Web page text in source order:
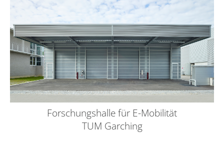
Forschungshalle für E-Mobilität
TUM Garching